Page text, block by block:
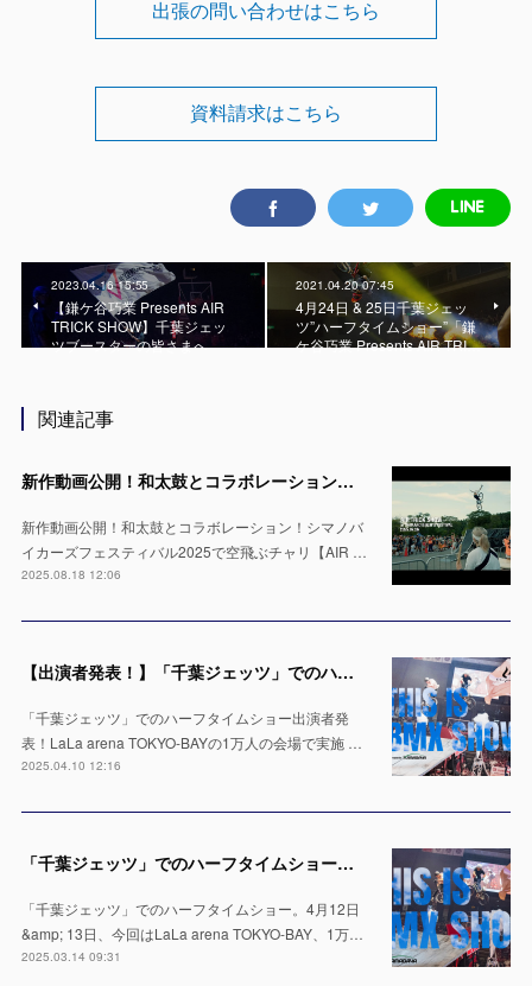
出張の問い合わせはこちら
資料請求はこちら
2023.04.16 15:55
【鎌ケ谷巧業 Presents AIR
TRICK SHOW】千葉ジェッ
ツブースターの皆さまへ
2021.04.20 07:45
4月24日 & 25日千葉ジェッ
ツ”ハーフタイムショー”「鎌
ケ谷巧業 Presents AIR TRI…
関連記事
新作動画公開！和太鼓とコラボレーション！シマノバイカーズフェスティバル2025で空飛ぶチャリ【AIR TRICK SHOW】
新作動画公開！和太鼓とコラボレーション！シマノバ
イカーズフェスティバル2025で空飛ぶチャリ【AIR …
2025.08.18 12:06
【出演者発表！】「千葉ジェッツ」でのハーフタイムショー LaLa arena TOKYO-BAYの1万人の会場で実施 ※4月12日 & 13日
「千葉ジェッツ」でのハーフタイムショー出演者発
表！LaLa arena TOKYO-BAYの1万人の会場で実施 …
2025.04.10 12:16
「千葉ジェッツ」でのハーフタイムショー出演決定！LaLa arena TOKYO-BAYの1万人の会場で実施 ※4月12日 & 13日
「千葉ジェッツ」でのハーフタイムショー。4月12日
&amp; 13日、今回はLaLa arena TOKYO-BAY、1万…
2025.03.14 09:31